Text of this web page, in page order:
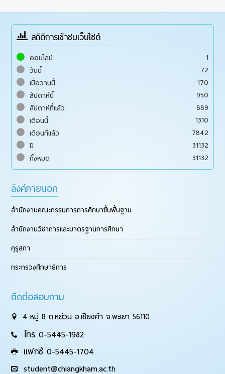
สถิติการเข้าชมเว็บไซต์
ออนไลน์
1
วันนี้
72
เมื่อวานนี้
170
สัปดาห์นี้
950
สัปดาห์ที่แล้ว
889
เดือนนี้
1310
เดือนที่แล้ว
7842
ปี
31132
ทั้งหมด
31132
ลิงค์ภายนอก
สำนักงานคณะกรรมการการศึกษาขั้นพื้นฐาน
สำนักงานวิชาการและมาตรฐานการศึกษา
คุรุสภา
กระทรวงศึกษาธิการ
ติดต่อสอบถาม
4 หมู่ 8 ต.หย่วน อ.เชียงคำ จ.พะเยา 56110
โทร 0-5445-1982
แฟกซ์ 0-5445-1704
student@chiangkham.ac.th